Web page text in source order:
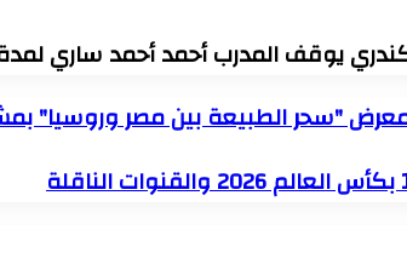
يوقف المدرب أحمد أحمد ساري لمدة 6
"سحر الطبيعة بين مصر وروسيا" بمشاركة